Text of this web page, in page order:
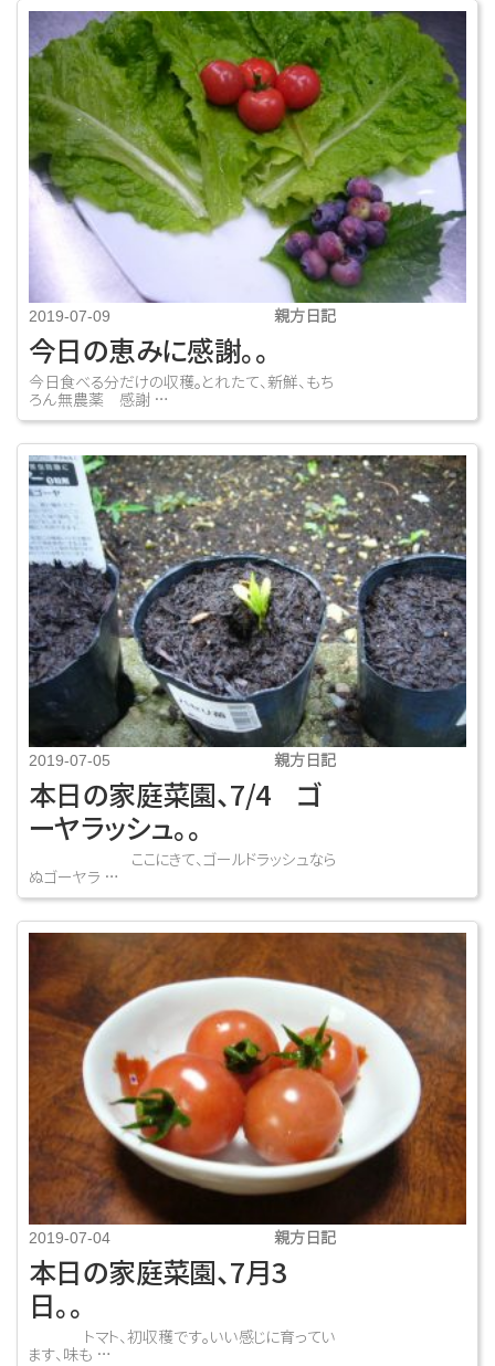
親方日記
2019-07-09
今日の恵みに感謝。。
今日食べる分だけの収穫。とれたて、新鮮、もち
ろん無農薬 感謝 …
親方日記
2019-07-05
本日の家庭菜園、7/4 ゴ
ーヤラッシュ。。
ここにきて、ゴールドラッシュなら
ぬゴーヤラ …
親方日記
2019-07-04
本日の家庭菜園、7月3
日。。
トマト、初収穫です。いい感じに育ってい
ます、味も …